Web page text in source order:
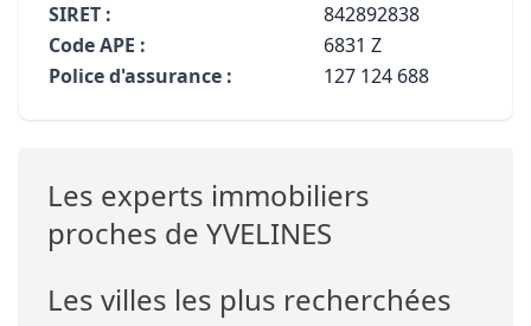
SIRET :
842892838
Code APE :
6831 Z
Police d'assurance :
127 124 688
Les experts immobiliers
proches de YVELINES
Les villes les plus recherchées